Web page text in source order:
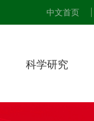
中文首页
科学研究